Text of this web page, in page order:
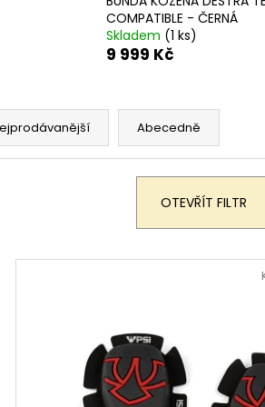
COMPATIBLE - ČERNÁ
Skladem (1 ks)
9 999 Kč
Abecedně
OTEVŘÍT FILTR
219 900 Kč